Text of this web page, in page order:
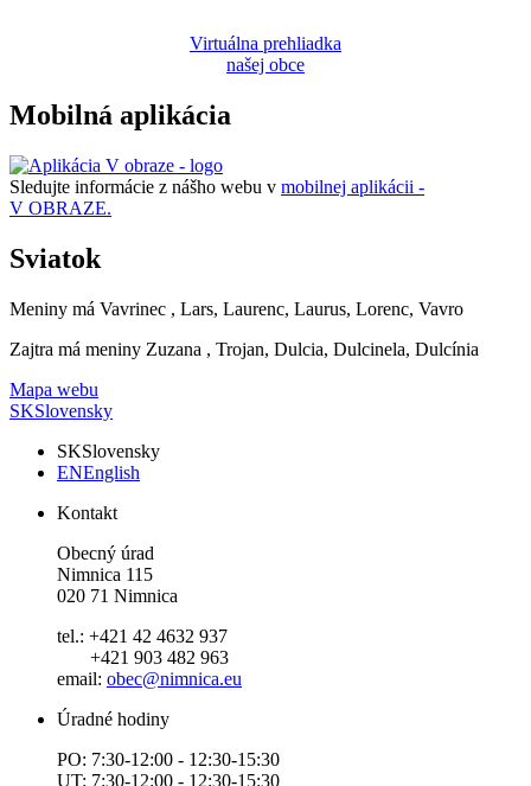
Virtuálna prehliadka
našej obce
Mobilná aplikácia
Sledujte informácie z nášho webu v mobilnej aplikácii -
V OBRAZE.
Sviatok
Meniny má Vavrinec , Lars, Laurenc, Laurus, Lorenc, Vavro
Zajtra má meniny Zuzana , Trojan, Dulcia, Dulcinela, Dulcínia
Mapa webu
SKSlovensky
SKSlovensky
ENEnglish
Kontakt
Obecný úrad
Nimnica 115
020 71 Nimnica
tel.: +421 42 4632 937
+421 903 482 963
email: obec@nimnica.eu
Úradné hodiny
PO: 7:30-12:00 - 12:30-15:30
UT: 7:30-12:00 - 12:30-15:30